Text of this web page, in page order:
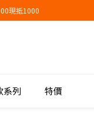
現抵1000
現抵1000
系列 特價